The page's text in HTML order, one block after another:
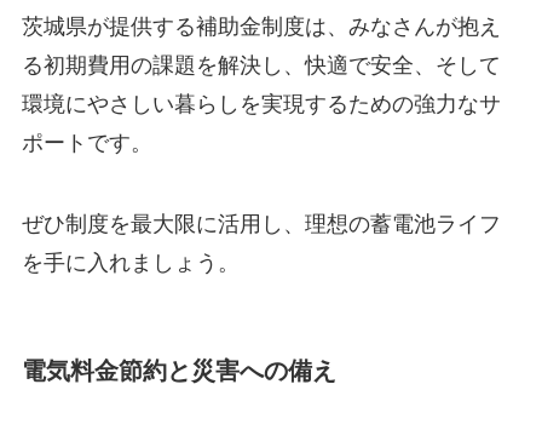
茨城県が提供する補助金制度は、みなさんが抱え
る初期費用の課題を解決し、快適で安全、そして
環境にやさしい暮らしを実現するための強力なサ
ポートです。
ぜひ制度を最大限に活用し、理想の蓄電池ライフ
を手に入れましょう。
電気料金節約と災害への備え